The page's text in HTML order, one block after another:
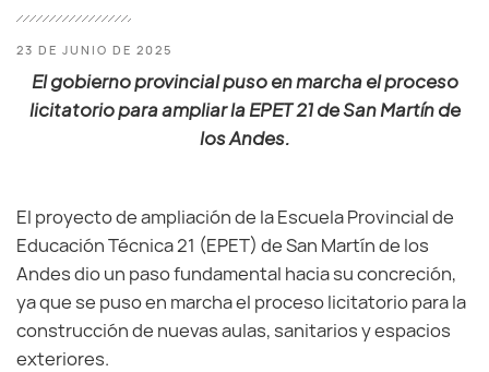
23 DE JUNIO DE 2025
El gobierno provincial puso en marcha el proceso
licitatorio para ampliar la EPET 21 de San Martín de
los Andes.
El proyecto de ampliación de la Escuela Provincial de
Educación Técnica 21 (EPET) de San Martín de los
Andes dio un paso fundamental hacia su concreción,
ya que se puso en marcha el proceso licitatorio para la
construcción de nuevas aulas, sanitarios y espacios
exteriores.